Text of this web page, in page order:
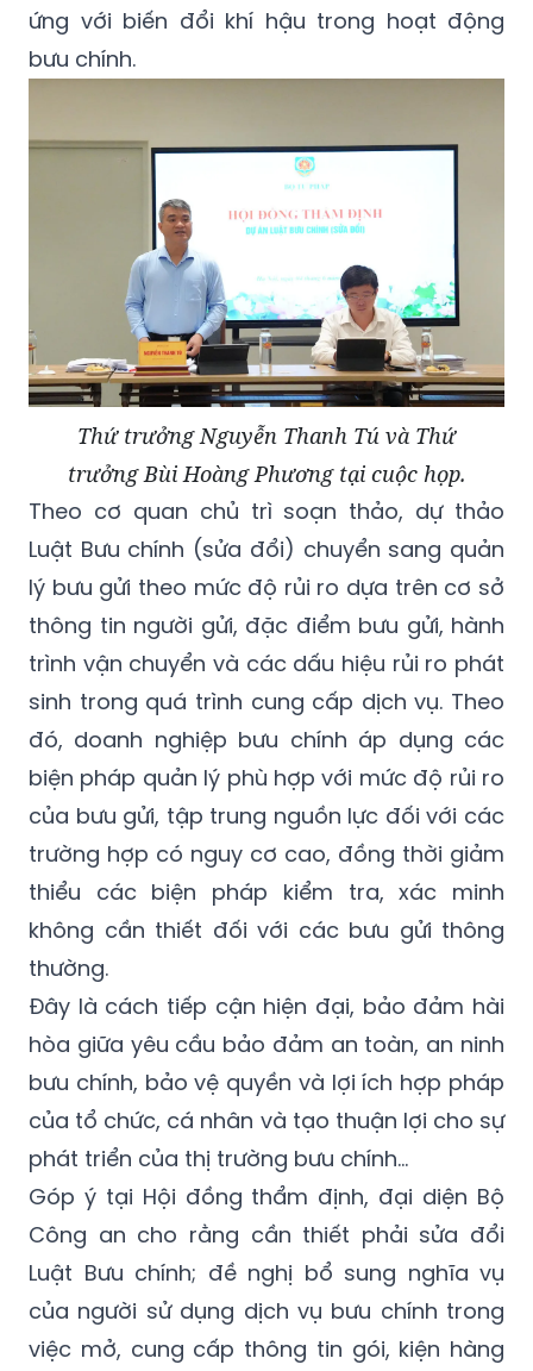
ứng với biến đổi khí hậu trong hoạt động
bưu chính.
Thứ trưởng Nguyễn Thanh Tú và Thứ
trưởng Bùi Hoàng Phương tại cuộc họp.
Theo cơ quan chủ trì soạn thảo, dự thảo
Luật Bưu chính (sửa đổi) chuyển sang quản
lý bưu gửi theo mức độ rủi ro dựa trên cơ sở
thông tin người gửi, đặc điểm bưu gửi, hành
trình vận chuyển và các dấu hiệu rủi ro phát
sinh trong quá trình cung cấp dịch vụ. Theo
đó, doanh nghiệp bưu chính áp dụng các
biện pháp quản lý phù hợp với mức độ rủi ro
của bưu gửi, tập trung nguồn lực đối với các
trường hợp có nguy cơ cao, đồng thời giảm
thiểu các biện pháp kiểm tra, xác minh
không cần thiết đối với các bưu gửi thông
thường.
Đây là cách tiếp cận hiện đại, bảo đảm hài
hòa giữa yêu cầu bảo đảm an toàn, an ninh
bưu chính, bảo vệ quyền và lợi ích hợp pháp
của tổ chức, cá nhân và tạo thuận lợi cho sự
phát triển của thị trường bưu chính…
Góp ý tại Hội đồng thẩm định, đại diện Bộ
Công an cho rằng cần thiết phải sửa đổi
Luật Bưu chính; đề nghị bổ sung nghĩa vụ
của người sử dụng dịch vụ bưu chính trong
việc mở, cung cấp thông tin gói, kiện hàng